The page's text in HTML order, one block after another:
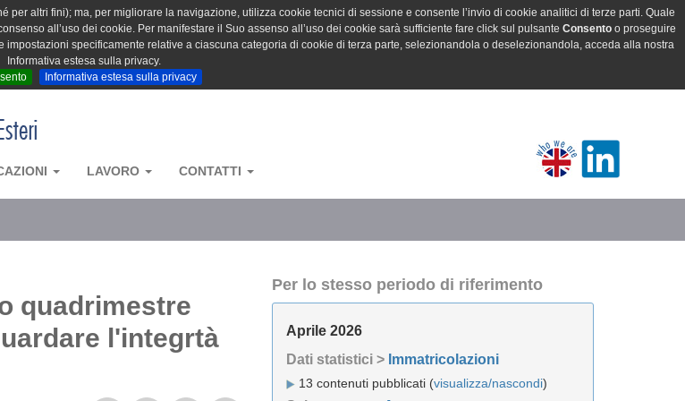
altri fini); ma, per migliorare la navigazione, utilizza cookie tecnici di sessione e consente l’invio di cookie analitici di terze parti. Quale
all’uso dei cookie. Per manifestare il Suo assenso all’uso dei cookie sarà sufficiente fare click sul pulsante Consentoo proseguire
specificamente relative a ciascuna categoria di cookie di terza parte, selezionandola o deselezionandola, acceda alla nostra
Informativa estesa sulla privacy.
Informativa estesa sulla privacy
LAVORO CONTATTI
quadrimestre
l'integrtà
Per lo stesso periodo di riferimento
Aprile 2026
Dati statistici > Immatricolazioni
13 contenuti pubblicati (visualizza/nascondi)